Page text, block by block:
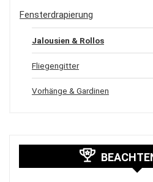
Fensterdrapierung
Jalousien & Rollos
Fliegengitter
Vorhänge & Gardinen